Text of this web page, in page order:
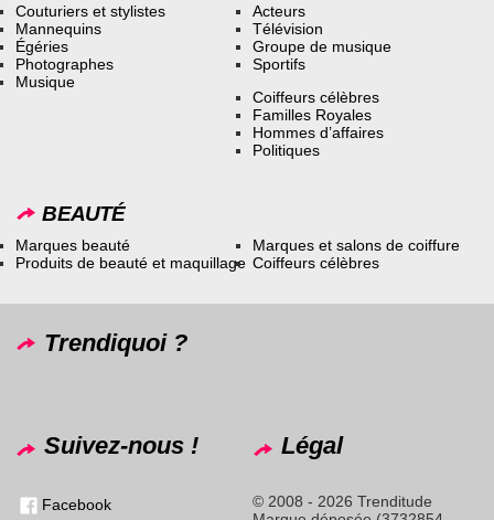
Couturiers et stylistes
Mannequins
Égéries
Photographes
Musique
Acteurs
Télévision
Groupe de musique
Sportifs
Coiffeurs célèbres
Familles Royales
Hommes d’affaires
Politiques
BEAUTÉ
Marques beauté
Produits de beauté et maquillage
Marques et salons de coiffure
Coiffeurs célèbres
Trendiquoi ?
Suivez-nous !
Facebook
Légal
© 2008 - 2026 Trenditude